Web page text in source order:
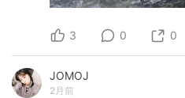
3 0 0
JOMOJ
2月前